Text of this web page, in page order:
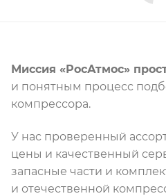
Миссия «РосАтмос»
и понятным процесс
компрессора.
У нас проверенный
цены и качественный
запасные части и
и отечественной